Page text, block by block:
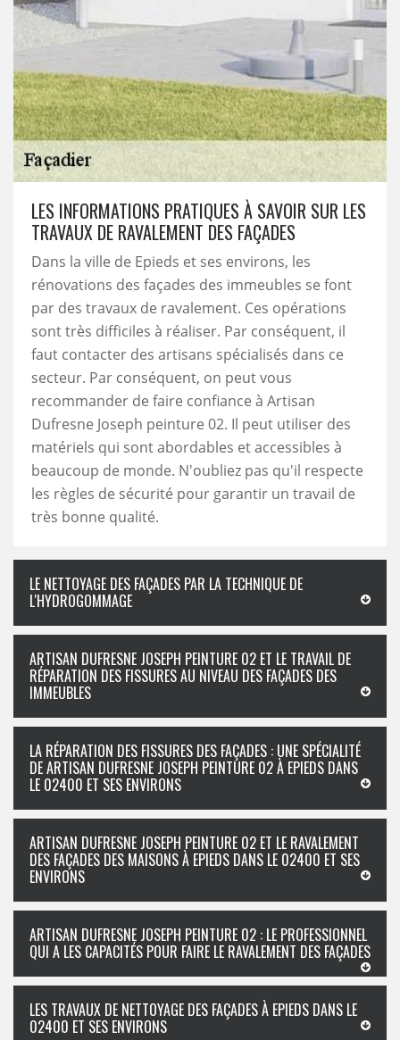
LES INFORMATIONS PRATIQUES À SAVOIR SUR LES
TRAVAUX DE RAVALEMENT DES FAÇADES
Dans la ville de Epieds et ses environs, les
rénovations des façades des immeubles se font
par des travaux de ravalement. Ces opérations
sont très difficiles à réaliser. Par conséquent, il
faut contacter des artisans spécialisés dans ce
secteur. Par conséquent, on peut vous
recommander de faire confiance à Artisan
Dufresne Joseph peinture 02. Il peut utiliser des
matériels qui sont abordables et accessibles à
beaucoup de monde. N'oubliez pas qu'il respecte
les règles de sécurité pour garantir un travail de
très bonne qualité.
LE NETTOYAGE DES FAÇADES PAR LA TECHNIQUE DE
L'HYDROGOMMAGE
ARTISAN DUFRESNE JOSEPH PEINTURE 02 ET LE TRAVAIL DE
RÉPARATION DES FISSURES AU NIVEAU DES FAÇADES DES
IMMEUBLES
LA RÉPARATION DES FISSURES DES FAÇADES : UNE SPÉCIALITÉ
DE ARTISAN DUFRESNE JOSEPH PEINTURE 02 À EPIEDS DANS
LE 02400 ET SES ENVIRONS
ARTISAN DUFRESNE JOSEPH PEINTURE 02 ET LE RAVALEMENT
DES FAÇADES DES MAISONS À EPIEDS DANS LE 02400 ET SES
ENVIRONS
ARTISAN DUFRESNE JOSEPH PEINTURE 02 : LE PROFESSIONNEL
QUI A LES CAPACITÉS POUR FAIRE LE RAVALEMENT DES FAÇADES
LES TRAVAUX DE NETTOYAGE DES FAÇADES À EPIEDS DANS LE
02400 ET SES ENVIRONS